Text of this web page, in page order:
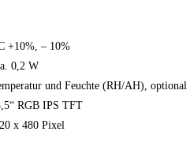
+10%, – 10%
W
Feuchte (RH/AH), optional
IPS TFT
Pixel